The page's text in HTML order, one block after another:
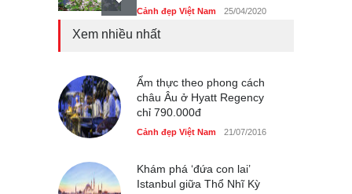
Cảnh đẹp Việt Nam 25/04/2020
Cảnh đẹp Việt Nam 24/04/2020
Chợ đêm Phú Quốc có nhà
vệ sinh miễn phí
40 xe ôtô du lịch tự lái đầu
Xem nhiều nhất
Ẩm thực theo phong cách
châu Âu ở Hyatt Regency
chỉ 790.000đ
Cảnh đẹp Việt Nam 21/07/2016
Khám phá ‘đứa con lai’
Istanbul giữa Thổ Nhĩ Kỳ